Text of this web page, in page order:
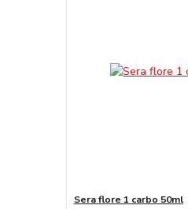
Sera flore 1 carbo 50ml